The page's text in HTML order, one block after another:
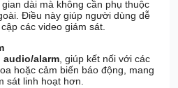
dài mà không cần phụ thuộc
Điều này giúp người dùng dễ
các video giám sát.
audio/alarm, giúp kết nối với các
hoặc cảm biến báo động, mang
sát linh hoạt hơn.